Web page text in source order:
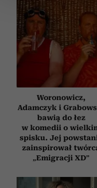
zmienić lub wycofać
Wykorzystujemy pliki
i reklam, aby oferować
analizować ruch w
korzystasz z naszej
społecznościowym,
Partnerzy mogą
otrzymanymi od
korzystania z ich usług.
Woronowicz,
Adamczyk i
bawią do łez
w komedii o
spisku. Jej
zainspirował
„Emigracji XD”